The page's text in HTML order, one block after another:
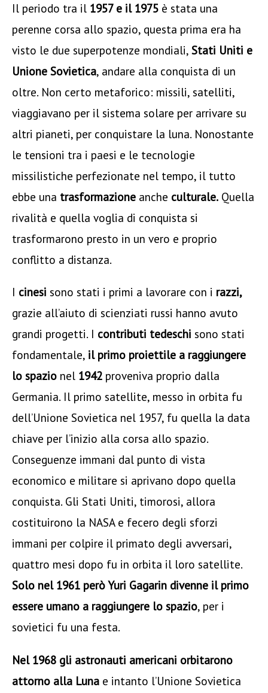
Il periodo tra il 1957 e il 1975 è stata una
perenne corsa allo spazio, questa prima era ha
visto le due superpotenze mondiali,Stati Uniti e
Unione Sovietica, andare alla conquista di un
oltre. Non certo metaforico: missili, satelliti,
viaggiavano per il sistema solare per arrivare su
altri pianeti, per conquistare la luna. Nonostante
le tensioni tra i paesi e le tecnologie
missilistiche perfezionate nel tempo, il tutto
ebbe una trasformazione anche culturale. Quella
rivalità e quella voglia di conquista si
trasformarono presto in un vero e proprio
conflitto a distanza.
I cinesi sono stati i primi a lavorare con i razzi,
grazie all’aiuto di scienziati russi hanno avuto
grandi progetti. I contributi tedeschi sono stati
fondamentale, il primo proiettile a raggiungere
lo spazio nel 1942 proveniva proprio dalla
Germania. Il primo satellite, messo in orbita fu
dell’Unione Sovietica nel 1957, fu quella la data
chiave per l’inizio alla corsa allo spazio.
Conseguenze immani dal punto di vista
economico e militare si aprivano dopo quella
conquista. Gli Stati Uniti, timorosi, allora
costituirono la NASA e fecero degli sforzi
immani per colpire il primato degli avversari,
quattro mesi dopo fu in orbita il loro satellite.
Solo nel 1961 però Yuri Gagarin divenne il primo
essere umano a raggiungere lo spazio, per i
sovietici fu una festa.
Nel 1968 gli astronauti americani orbitarono
attorno alla Luna e intanto l’Unione Sovietica